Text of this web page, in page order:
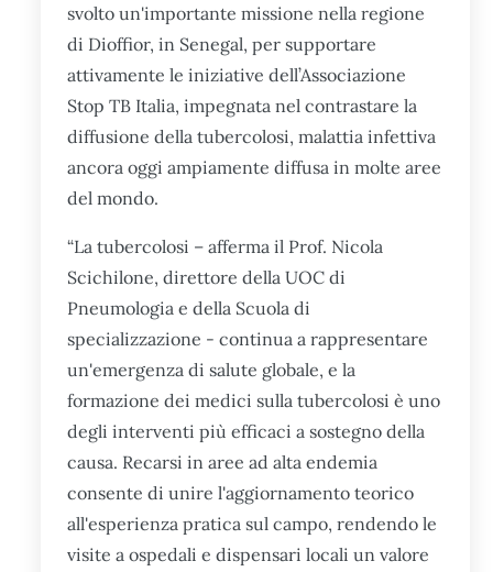
svolto un'importante missione nella regione
di Dioffior, in Senegal, per supportare
attivamente le iniziative dell’Associazione
Stop TB Italia, impegnata nel contrastare la
diffusione della tubercolosi, malattia infettiva
ancora oggi ampiamente diffusa in molte aree
del mondo.
“La tubercolosi – afferma il Prof. Nicola
Scichilone, direttore della UOC di
Pneumologia e della Scuola di
specializzazione - continua a rappresentare
un'emergenza di salute globale, e la
formazione dei medici sulla tubercolosi è uno
degli interventi più efficaci a sostegno della
causa. Recarsi in aree ad alta endemia
consente di unire l'aggiornamento teorico
all'esperienza pratica sul campo, rendendo le
visite a ospedali e dispensari locali un valore